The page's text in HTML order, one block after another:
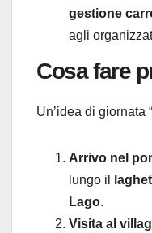
gestione
agli
Cosa fare
Un’idea di giornata
Arrivo nel
lungo il
Lago.
Visita al